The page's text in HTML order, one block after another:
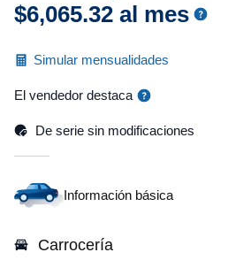
$6,065.32 al mes
Simular mensualidades
El vendedor destaca
De serie sin modificaciones
Información básica
Carrocería